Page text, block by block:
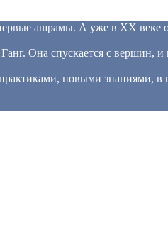
ашрамы. А уже в XX веке
Она спускается с вершин,
новыми знаниями, в